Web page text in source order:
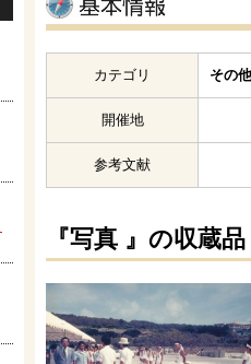
カテゴリ その
開催地
参考文献
『写真 』の収蔵品